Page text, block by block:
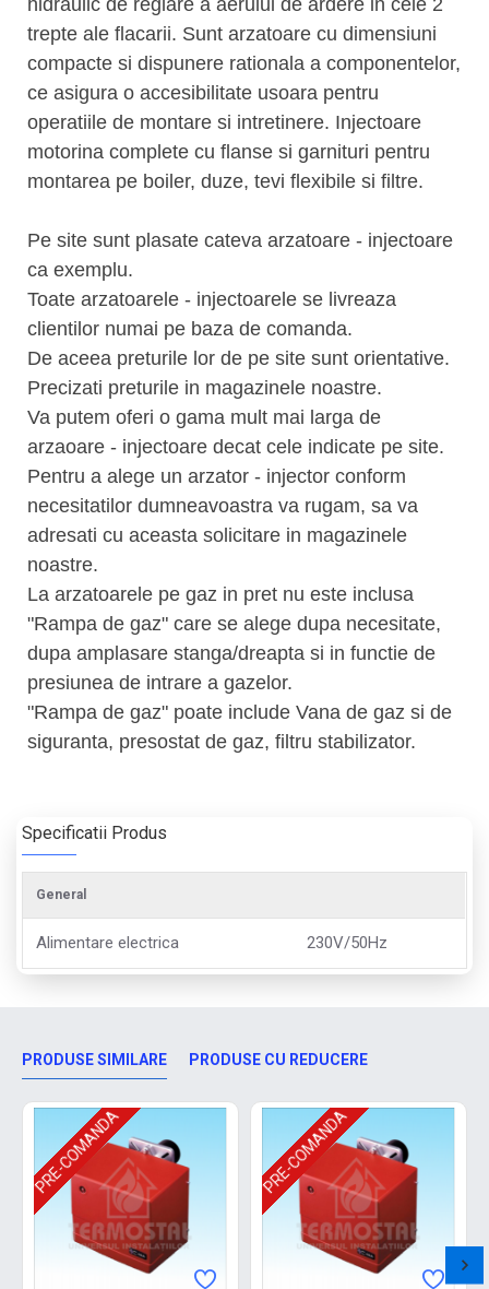
hidraulic de reglare a aerului de ardere in cele 2
trepte ale flacarii. Sunt arzatoare cu dimensiuni
compacte si dispunere rationala a componentelor,
ce asigura o accesibilitate usoara pentru
operatiile de montare si intretinere. Injectoare
motorina complete cu flanse si garnituri pentru
montarea pe boiler, duze, tevi flexibile si filtre.
Pe site sunt plasate cateva arzatoare - injectoare
ca exemplu.
Toate arzatoarele - injectoarele se livreaza
clientilor numai pe baza de comanda.
De aceea preturile lor de pe site sunt orientative.
Precizati preturile in magazinele noastre.
Va putem oferi o gama mult mai larga de
arzaoare - injectoare decat cele indicate pe site.
Pentru a alege un arzator - injector conform
necesitatilor dumneavoastra va rugam, sa va
adresati cu aceasta solicitare in magazinele
noastre.
La arzatoarele pe gaz in pret nu este inclusa
"Rampa de gaz" care se alege dupa necesitate,
dupa amplasare stanga/dreapta si in functie de
presiunea de intrare a gazelor.
"Rampa de gaz" poate include Vana de gaz si de
siguranta, presostat de gaz, filtru stabilizator.
Specificatii Produs
General
Alimentare electrica 230V/50Hz
PRODUSE SIMILARE PRODUSE CU REDUCERE
PRE-COMANDA PRE-COMANDA